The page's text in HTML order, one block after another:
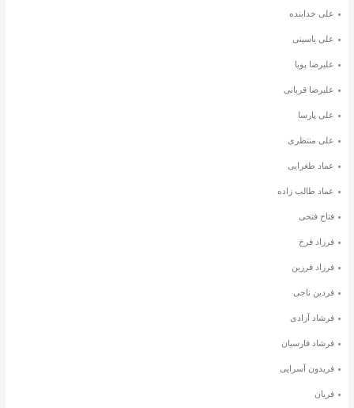
علی خدابنده
علی یاسینی
علیرضا پویا
علیرضا قربانی
علی پارسا
علی منتظری
عماد طغرایی
عماد طالب زاده
فتاح فتحی
فرزاد فرخ
فرزاد فرزین
فردین ناجی
فرشاد آزادی
فرشاد فارسیان
فریدون آسرایی
فریان